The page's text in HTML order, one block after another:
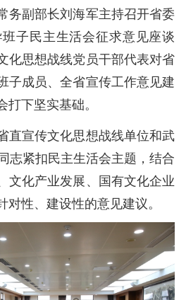
务副部长刘海军主持召开省委
子民主生活会征求意见座谈
化思想战线党员干部代表对省
子成员、全省宣传工作意见建
下坚实基础。
直宣传文化思想战线单位和武
志紧扣民主生活会主题，结合
文化产业发展、国有文化企业
性、建设性的意见建议。